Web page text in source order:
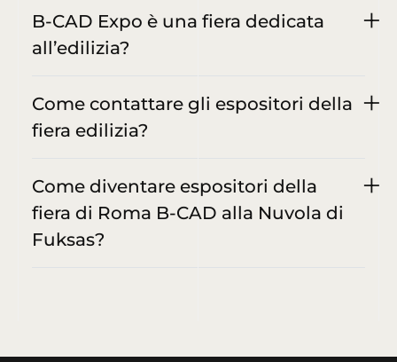
B-CAD Expo è una fiera dedicata
all’edilizia?
Come contattare gli espositori della
fiera edilizia?
Come diventare espositori della
fiera di Roma B-CAD alla Nuvola di
Fuksas?